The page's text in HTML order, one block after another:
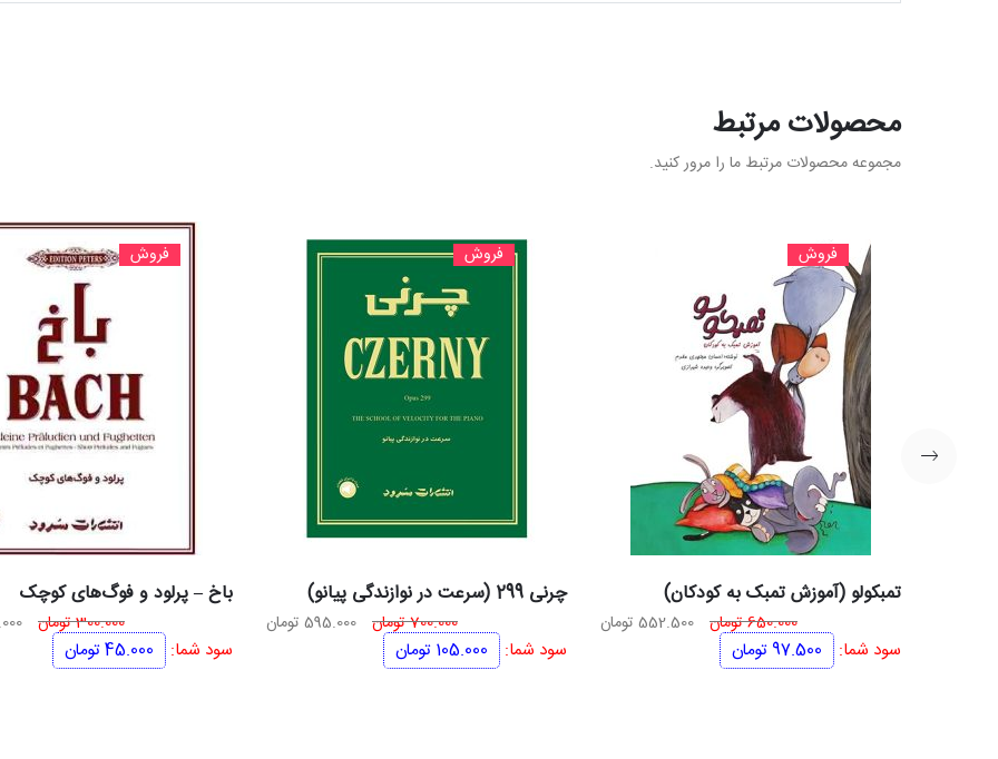
محصولات مرتبط
مجموعه محصولات مرتبط ما را مرور کنید.
فروش
تمبکولو (آموزش تمبک به کودکان)
650.000تومان قیمت
552.500 تومان
سود شما: 97.500 تومان
فروش
چرنی 299 (سرعت در نوازندگی پیانو)
700.000تومان قیمت
595.000 تومان
سود شما: 105.000 تومان
فروش
باخ – پرلود و فوگ‌های کوچک
300.000تومان
سود شما: 45.000تومان